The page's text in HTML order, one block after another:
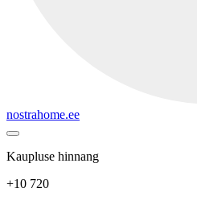
nostrahome.ee
Kaupluse hinnang
+10 720